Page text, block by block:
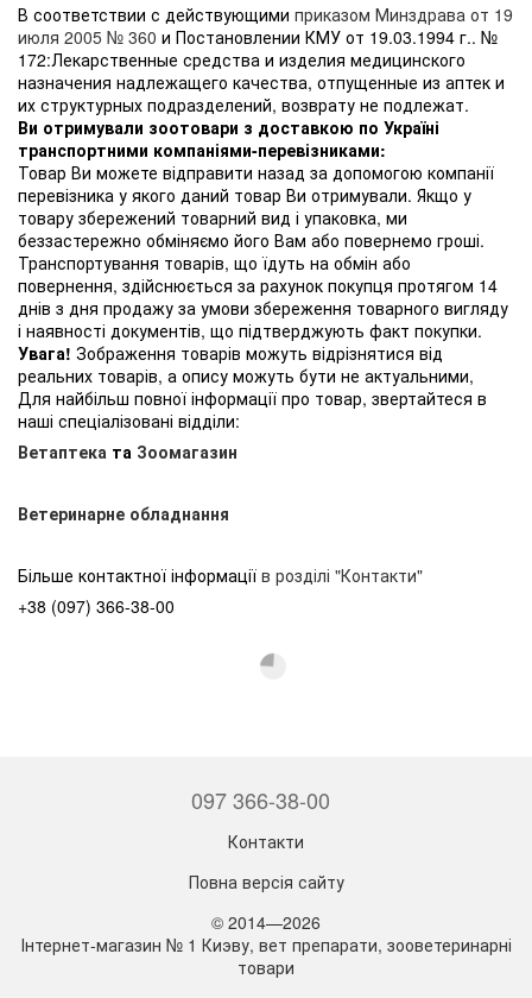
В соответствии с действующими приказом Минздрава от 19
июля 2005 № 360 и Постановлении КМУ от 19.03.1994 г.. №
172:Лекарственные средства и изделия медицинского
назначения надлежащего качества, отпущенные из аптек и
их структурных подразделений, возврату не подлежат.
Ви отримували зоотовари з доставкою по Україні
транспортними компаніями-перевізниками:
Товар Ви можете відправити назад за допомогою компанії
перевізника у якого даний товар Ви отримували. Якщо у
товару збережений товарний вид і упаковка, ми
беззастережно обміняємо його Вам або повернемо гроші.
Транспортування товарів, що їдуть на обмін або
повернення, здійснюється за рахунок покупця протягом 14
днів з дня продажу за умови збереження товарного вигляду
і наявності документів, що підтверджують факт покупки.
Увага! Зображення товарів можуть відрізнятися від
реальних товарів, а опису можуть бути не актуальними,
Для найбільш повної інформації про товар, звертайтеся в
наші спеціалізовані відділи:
Ветаптека та Зоомагазин
Ветеринарне обладнання
Більше контактної інформації в розділі "Контакти"
+38 (097) 366-38-00
097 366-38-00
Контакти
Повна версія сайту
© 2014—2026
Інтернет-магазин № 1 Киэву, вет препарати, зооветеринарні
товари